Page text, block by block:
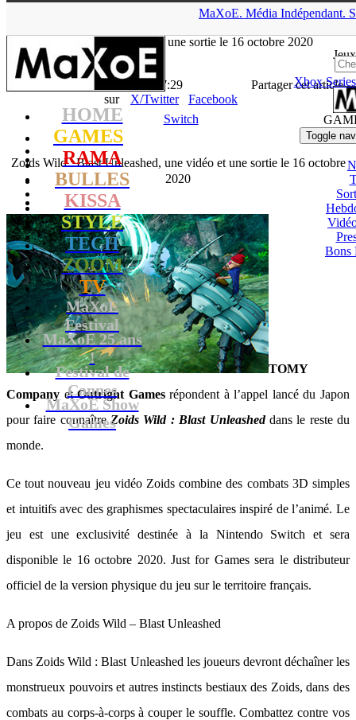
MaXoE. Média Indépendant.
HOME
GAMES
RAMA
BULLES
KISSA
STYLE
TECH
ZOOM
TV
MaXoE
Festival
MaXoE 25 ans
!
Festival de
Cannes
MaXoE Show
Games
Jeux
Xbox
Toggle
Bons
Unleashed, une vidéo et une sortie le 16 octobre 2020
- 10.07.20, 17:29
Partager cet article
sur
X/Twitter
Facebook
Switch
Zoids Wild : Blast Unleashed, une vidéo et une sortie le 16 octobre
2020
TOMY
Company etOutright Gamesrépondent à l’appel lancé du Japon
pour faire connaîtreZoids Wild : Blast Unleasheddans le reste du
monde.
Ce tout nouveau jeu vidéo Zoids combine des combats 3D simples
et intuitifs avec des graphismes spectaculaires inspiré de l’animé. Le
jeu est une exclusivité destinée à la Nintendo Switch et sera
disponible le 16 octobre 2020. Just for Games sera le distributeur
officiel de la version physique du jeu sur le territoire français.
A propos de Zoids Wild – Blast Unleashed
Dans Zoids Wild : Blast Unleashed les joueurs devront déchaîner les
monstrueux pouvoirs et autres instincts bestiaux des Zoids, dans des
combats au corps-à-corps à couper le souffle. Combattez contre vos